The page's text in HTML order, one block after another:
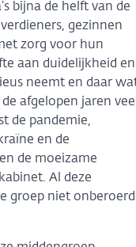
bijna de helft van de
gezinnen
zorg voor hun
aan duidelijkheid en
neemt en daar
afgelopen jaren
de pandemie,
en de
de moeizame
Al deze
groep niet onberoerd